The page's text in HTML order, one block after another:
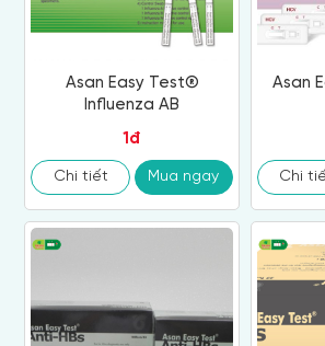
Asan Easy Test®
Influenza AB
1đ
Chi tiết Mua ngay
Asan
Chi